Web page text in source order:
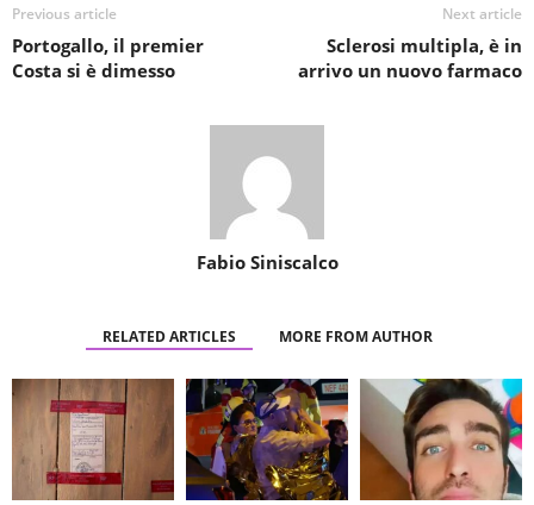
Previous article
Portogallo, il premier
Costa si è dimesso
Next article
Sclerosi multipla, è in
arrivo un nuovo farmaco
Fabio Siniscalco
RELATED ARTICLES MORE FROM AUTHOR